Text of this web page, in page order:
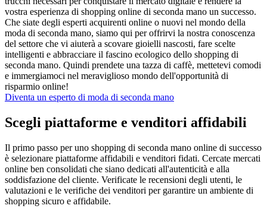
vostra esperienza di shopping online di seconda mano un successo.
Che siate degli esperti acquirenti online o nuovi nel mondo della
moda di seconda mano, siamo qui per offrirvi la nostra conoscenza
del settore che vi aiuterà a scovare gioielli nascosti, fare scelte
intelligenti e abbracciare il fascino ecologico dello shopping di
seconda mano. Quindi prendete una tazza di caffè, mettetevi comodi
e immergiamoci nel meraviglioso mondo dell'opportunità di
risparmio online!
Diventa un esperto di moda di seconda mano
Scegli piattaforme e venditori affidabili
Il primo passo per uno shopping di seconda mano online di successo
è selezionare piattaforme affidabili e venditori fidati. Cercate mercati
online ben consolidati che siano dedicati all'autenticità e alla
soddisfazione del cliente. Verificate le recensioni degli utenti, le
valutazioni e le verifiche dei venditori per garantire un ambiente di
shopping sicuro e affidabile.